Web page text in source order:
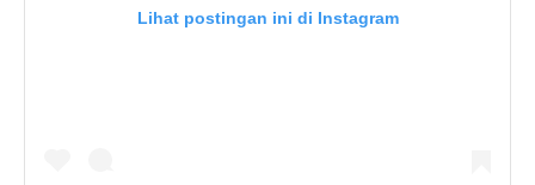
Lihat postingan ini di Instagram